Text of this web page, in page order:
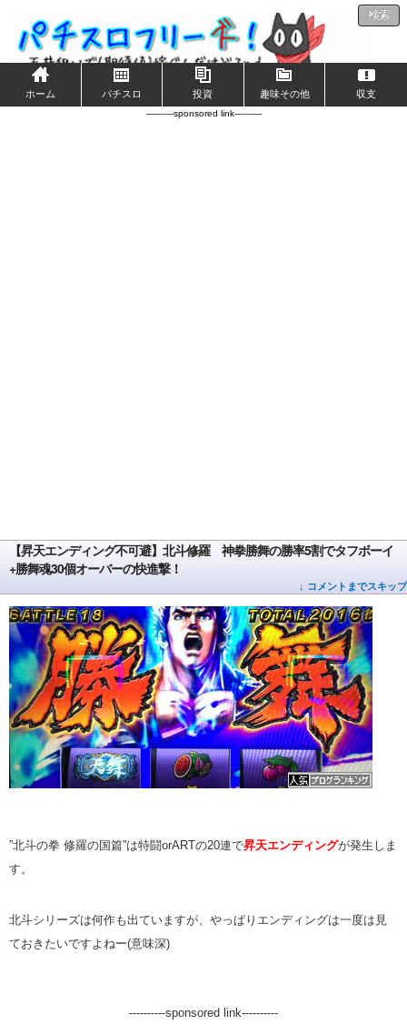
検索
ホーム パチスロ 投資 趣味その他 収支
----------sponsored link----------
【昇天エンディング不可避】北斗修羅 神拳勝舞の勝率5割でタフボーイ
+勝舞魂30個オーバーの快進撃！
↓ コメントまでスキップ
”北斗の拳 修羅の国篇”は特闘orARTの20連で昇天エンディングが発生しま
す。
北斗シリーズは何作も出ていますが、やっぱりエンディングは一度は見
ておきたいですよねー(意味深)
----------sponsored link----------